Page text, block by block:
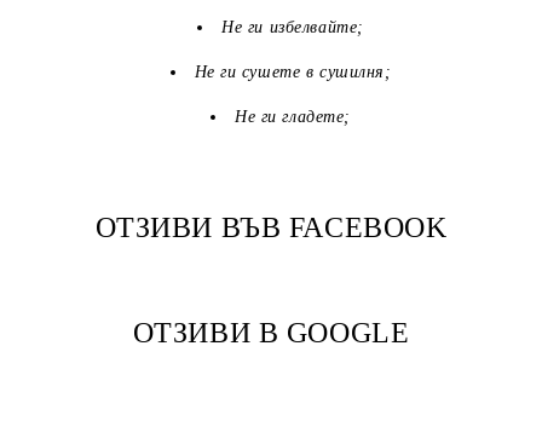
Не ги избелвайте;
Не ги сушете в сушилня;
Не ги гладете;
ОТЗИВИ ВЪВ FACEBOOK
ОТЗИВИ В GOOGLE